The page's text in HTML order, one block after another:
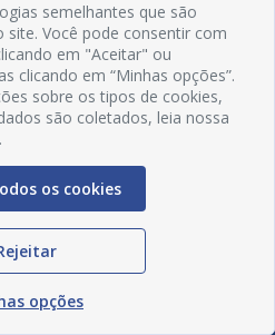
Sociais
semelhantes que são
site. Você pode consentir com
em "Aceitar" ou
clicando em “Minhas opções”.
sobre os tipos de cookies,
são coletados, leia nossa
.
os cookies
opções